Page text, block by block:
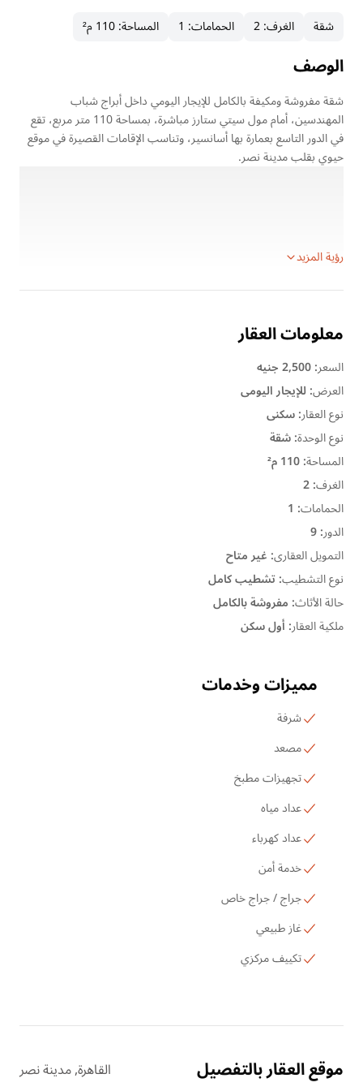
شقة الغرف:
2 الحمامات:
1 المساحة:110 م²
الوصف
شقة مفروشة ومكيفة بالكامل للإيجار اليومي داخل أبراج شباب
المهندسين، أمام مول سيتي ستارز مباشرة، بمساحة 110 متر مربع، تقع
في الدور التاسع بعمارة بها أسانسير، وتناسب الإقامات القصيرة في موقع
حيوي بقلب مدينة نصر.
رؤية المزيد
معلومات العقار
السعر:2,500 جنيه
العرض:للإيجار اليومى
نوع العقار:سكنى
نوع الوحدة:شقة
المساحة:110 م²
الغرف:
2
الحمامات:
1
الدور:
9
التمويل العقارى: غير متاح
نوع التشطيب:تشطيب كامل
حالة الأثاث: مفروشة بالكامل
ملكية العقار: أول سكن
مميزات وخدمات
شرفة
مصعد
تجهيزات مطبخ
عداد مياه
عداد كهرباء
خدمة أمن
جراج / جراج خاص
غاز طبيعي
تكييف مركزي
موقع العقار بالتفصيل القاهرة, مدينة نصر